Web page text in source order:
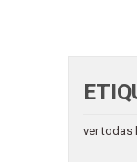
ver todas